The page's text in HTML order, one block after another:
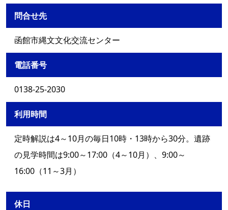
問合せ先
函館市縄文文化交流センター
電話番号
0138-25-2030
利用時間
定時解説は4～10月の毎日10時・13時から30分。遺跡
の見学時間は9:00～17:00（4～10月）、9:00～
16:00（11～3月）
休日